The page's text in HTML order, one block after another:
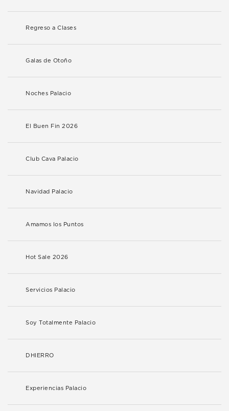
Regreso a Clases
Galas de Otoño
Noches Palacio
El Buen Fin 2026
Club Cava Palacio
Navidad Palacio
Amamos los Puntos
Hot Sale 2026
Servicios Palacio
Soy Totalmente Palacio
DHIERRO
Experiencias Palacio